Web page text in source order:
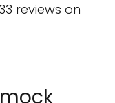
reviews on